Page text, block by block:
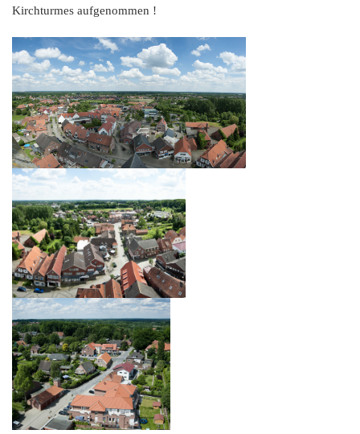
Kirchturmes aufgenommen !